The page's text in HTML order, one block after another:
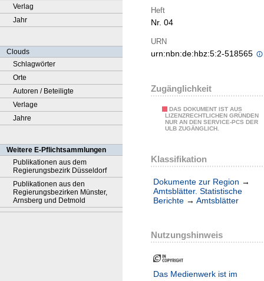
Verlag
Jahr
Clouds
Schlagwörter
Orte
Autoren / Beteiligte
Verlage
Jahre
Weitere E-Pflichtsammlungen
Publikationen aus dem
Regierungsbezirk Düsseldorf
Publikationen aus den
Regierungsbezirken Münster,
Arnsberg und Detmold
Heft
Nr. 04
URN
urn:nbn:de:hbz:5:2-518565
Zugänglichkeit
DAS DOKUMENT IST AUS
LIZENZRECHTLICHEN GRÜNDEN
NUR AN DEN SERVICE-PCS DER
ULB ZUGÄNGLICH.
Klassifikation
Dokumente zur Region →
Amtsblätter. Statistische
Berichte → Amtsblätter
Nutzungshinweis
Das Medienwerk ist im